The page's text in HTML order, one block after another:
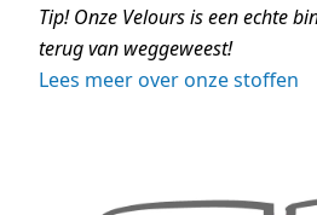
Tip! Onze Velours is een echte
terug van weggeweest!
Lees meer over onze stoffen